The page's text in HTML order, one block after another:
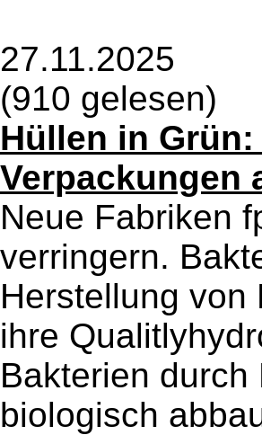
27.11.2025
(910 gelesen)
Hüllen in
Verpackungen
Neue Fabriken
verringern.
Herstellung von
ihre
Bakterien
biologisch